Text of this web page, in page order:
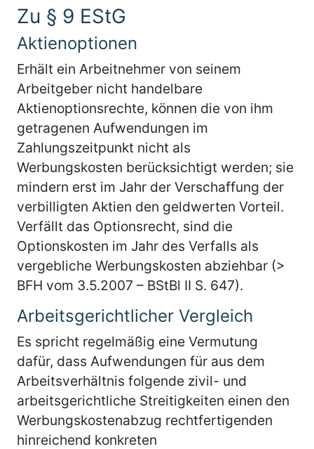
Zu § 9 EStG
Aktienoptionen
Erhält ein Arbeitnehmer von seinem
Arbeitgeber nicht handelbare
Aktienoptionsrechte, können die von ihm
getragenen Aufwendungen im
Zahlungszeitpunkt nicht als
Werbungskosten berücksichtigt werden; sie
mindern erst im Jahr der Verschaffung der
verbilligten Aktien den geldwerten Vorteil.
Verfällt das Optionsrecht, sind die
Optionskosten im Jahr des Verfalls als
vergebliche Werbungskosten abziehbar (>
BFH vom 3.5.2007 – BStBl II S. 647).
Arbeitsgerichtlicher Vergleich
Es spricht regelmäßig eine Vermutung
dafür, dass Aufwendungen für aus dem
Arbeitsverhältnis folgende zivil- und
arbeitsgerichtliche Streitigkeiten einen den
Werbungskostenabzug rechtfertigenden
hinreichend konkreten